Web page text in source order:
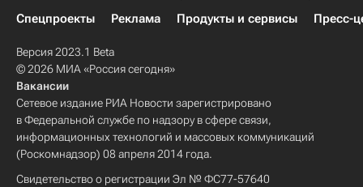
Спецпроекты
Реклама Продукты и сервисы Пресс-
Версия 2023.1 Beta
© 2026 МИА «Россия сегодня»
Вакансии
Сетевое издание РИА Новости зарегистрировано
в Федеральной службе по надзору в сфере связи,
информационных технологий и массовых коммуникаций
(Роскомнадзор) 08 апреля 2014 года.
Свидетельство о регистрации Эл № ФС77-57640